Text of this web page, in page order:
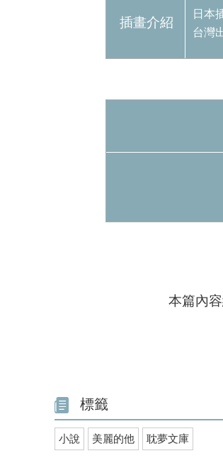
插畫介紹
日本
台灣
本篇內
標籤
小說 美麗的他 耽夢文庫